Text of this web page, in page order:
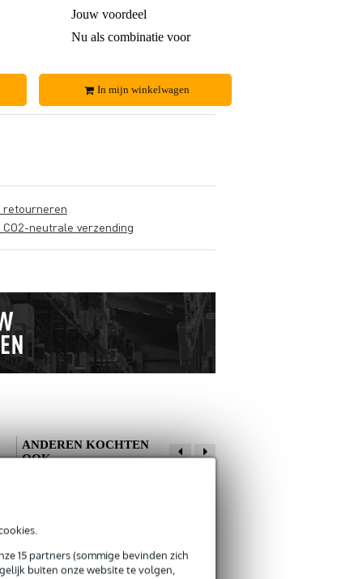
15 partners (sommige bevinden zich
buiten onze website te volgen,
Jouw voordeel
Nu als combinatie voor
In mijn winkelwagen
retourneren
CO2-neutrale verzending
Paul R. 18 september 2020
ANDEREN KOCHTEN
OOK
Fazley DK01